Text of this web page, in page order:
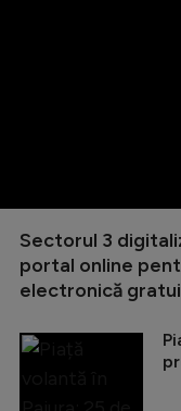
Sectorul 3
portal online
electronică